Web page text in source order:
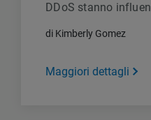
DDoS stanno
di Kimberly Gomez
Maggiori dettagli